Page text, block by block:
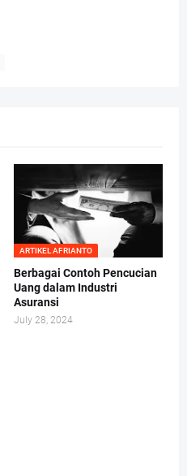
ARTIKEL AFRIANTO
Berbagai Contoh Pencucian
Uang dalam Industri
Asuransi
July 28, 2024